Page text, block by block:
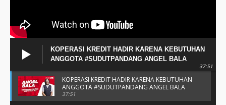
KOPERASI KREDIT HADIR KARENA KEBUTUHAN
ANGGOTA #SUDUTPANDANG ANGEL BALA
37:51
KOPERASI KREDIT HADIR KARENA KEBUTUHAN
ANGGOTA #SUDUTPANDANG ANGEL BALA
37:51